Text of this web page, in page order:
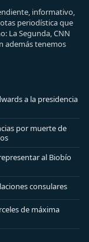
informativo,
periodística que
La Segunda, CNN
además tenemos
a la presidencia
por muerte de
al Biobío
consulares
de máxima